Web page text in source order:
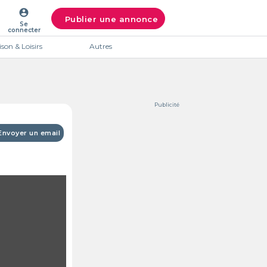
account_circle
Se
connecter
Publier une annonce
& Loisirs Autres
un email
Publicité